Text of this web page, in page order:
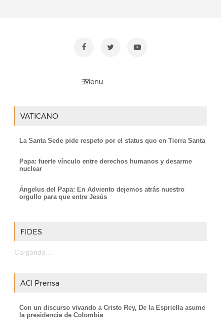
VATICANO
La Santa Sede pide respeto por el status quo en Tierra Santa
Papa: fuerte vínculo entre derechos humanos y desarme
nuclear
Ángelus del Papa: En Adviento dejemos atrás nuestro
orgullo para que entre Jesús
FIDES
Cargando...
ACI Prensa
Con un discurso vivando a Cristo Rey, De la Espriella asume
la presidencia de Colombia